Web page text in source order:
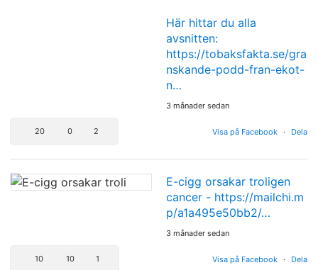
Här hittar du alla
avsnitten:
https://tobaksfakta.se/gra
nskande-podd-fran-ekot-
n…
3 månader sedan
Visa på Facebook · Dela
20 0 2
E-cigg orsakar troligen
cancer - https://mailchi.m
p/a1a495e50bb2/…
3 månader sedan
Visa på Facebook · Dela
10 10 1